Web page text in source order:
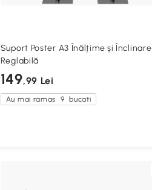
Suport Poster A3 Înălțime și Înclinare
Reglabilă
149,99 Lei
Au mai ramas 9 bucati